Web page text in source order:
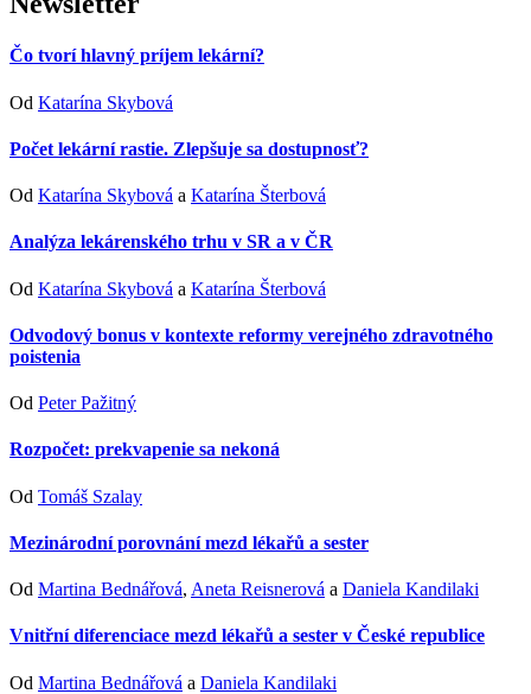
Čo tvorí hlavný príjem lekární?
Od Katarína Skybová
Počet lekární rastie. Zlepšuje sa dostupnosť?
Od Katarína Skybová a Katarína Šterbová
Analýza lekárenského trhu v SR a v ČR
Od Katarína Skybová a Katarína Šterbová
Odvodový bonus v kontexte reformy verejného zdravotného
poistenia
Od Peter Pažitný
Rozpočet: prekvapenie sa nekoná
Od Tomáš Szalay
Mezinárodní porovnání mezd lékařů a sester
Od Martina Bednářová, Aneta Reisnerová a Daniela Kandilaki
Vnitřní diferenciace mezd lékařů a sester v České republice
Od Martina Bednářová a Daniela Kandilaki